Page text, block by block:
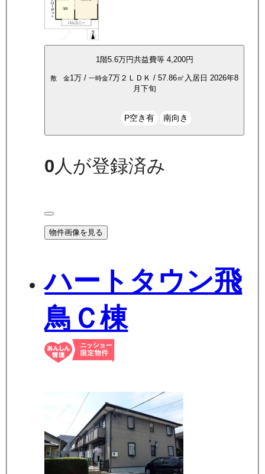
1階5.6万円共益費等 4,200円
敷 金1万 / 一時金7万 ２ＬＤＫ / 57.86㎡ 入居日 2026年8
月下旬
P空き有 南向き
0 人が登録済み
物件画像を見る
ハートタウン飛
鳥Ｃ棟